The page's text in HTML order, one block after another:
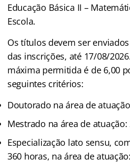
Educação Básica II –
Escola.
Os títulos devem ser
das inscrições, até 17/08/
máxima permitida é de 6,00
seguintes critérios:
Doutorado na área de
Mestrado na área de
Especialização lato sensu,
360 horas, na área de